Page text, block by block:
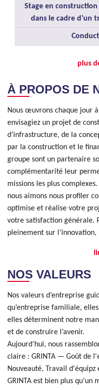
Stage en
dans le cadre d’un
plus
À PROPOS DE
Nous œuvrons chaque jour
envisagiez un projet de
d’infrastructure, de la
par la construction et le
groupe sont un partenaire
complémentarité leur
missions les plus
nous aimons nous profiler
optimise et réalise votre
votre satisfaction générale.
pleinement sur
NOS VALEURS
Nos valeurs d’entreprise
qu’entreprise familiale,
elles déterminent notre
et de construire l’avenir.
Aujourd’hui, nous
claire : GRINTA — Goût de
Nouveauté, Travail d'équipz
GRINTA est bien plus qu’un